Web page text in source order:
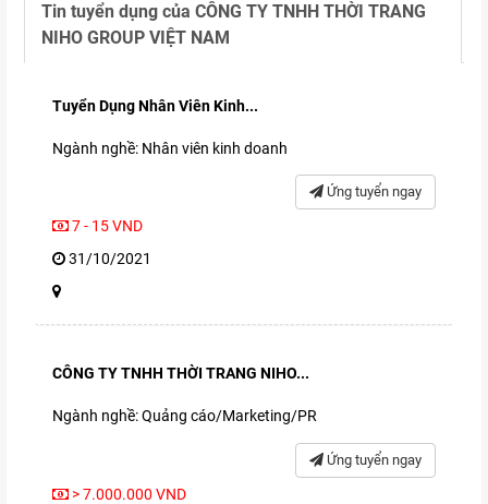
Tin tuyển dụng của CÔNG TY TNHH THỜI TRANG
NIHO GROUP VIỆT NAM
Tuyển Dụng Nhân Viên Kinh...
Ngành nghề: Nhân viên kinh doanh
Ứng tuyển ngay
7 - 15 VND
31/10/2021
CÔNG TY TNHH THỜI TRANG NIHO...
Ngành nghề: Quảng cáo/Marketing/PR
Ứng tuyển ngay
> 7.000.000 VND